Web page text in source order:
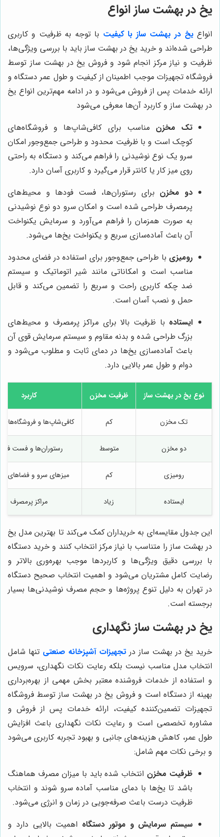
یخ در بهشت ساز انواع
انواعیخ در بهشت ساز با کیفیت با توجه به ظرفیت و کاربری
طراحی شده‌اند و خرید یخ در بهشت ساز باید با بررسی ویژگی‌ها،
ظرفیت و نیاز مرکز انجام شود و فروش یخ در بهشت ساز توسط
فروشگاه تجهیزات موجب اطمینان از کیفیت و طول عمر دستگاه و
ارائه خدمات پس از فروش می‌شود و در ادامه مهم‌ترین انواع یخ
در بهشت ساز و کاربرد آن‌ها معرفی می‌شود
تک مخزن مناسب برای کافی‌شاپ‌ها و فروشگاه‌های
کوچک است و با ظرفیت محدود و طراحی جمع‌وجور امکان
سرو یک نوع نوشیدنی را فراهم می‌کند و دستگاه به راحتی
روی میز کار یا کانتر قرار می‌گیرد و کاربری آسان دارد.
دو مخزن برای رستوران‌ها، فست فودها و محیط‌های
پرمصرف طراحی شده است و امکان سرو دو نوع نوشیدنی
به صورت همزمان را فراهم می‌آورد و سرمایش یکنواخت
آن باعث آماده‌سازی سریع و یکنواخت یخ‌ها می‌شود.
رومیزی با طراحی جمع‌وجور برای استفاده در فضای محدود
مناسب است و امکاناتی مانند شیر اتوماتیک و سیستم
ضد چکه کاربری راحت و سریع را تضمین می‌کند و قابل
حمل و نصب آسان است.
ایستاده با ظرفیت بالا برای مراکز پرمصرف و محیط‌های
بزرگ طراحی شده و بدنه مقاوم و سیستم سرمایش قوی آن
باعث آماده‌سازی یخ‌ها در دمای ثابت و مطلوب می‌شود و
دوام و طول عمر بالایی دارد.
نوع یخ در بهشت ساز ظرفیت مخزن کاربرد
تک مخزن کم کافی‌شاپ‌ها و
دو مخزن متوسط رستوران‌ها و فست
رومیزی کم میزهای سرو و فضاهای
ایستاده زیاد مراکز پرمصرف
این جدول مقایسه‌ای به خریداران کمک می‌کند تا بهترین مدل یخ
در بهشت ساز را متناسب با نیاز مرکز انتخاب کنند و خرید دستگاه
با بررسی دقیق ویژگی‌ها و کاربردها موجب بهره‌وری بالاتر و
رضایت کامل مشتریان می‌شود و اهمیت انتخاب صحیح دستگاه
در تهران به دلیل تنوع پروژه‌ها و حجم مصرف نوشیدنی‌ها بسیار
برجسته است.
یخ در بهشت ساز نگهداری
خرید یخ در بهشت ساز در تجهیزات آشپزخانه صنعتی تنها شامل
انتخاب مدل مناسب نیست بلکه رعایت نکات نگهداری، سرویس
و استفاده از خدمات فروشنده معتبر بخش مهمی از بهره‌برداری
بهینه از دستگاه است و فروش یخ در بهشت ساز توسط فروشگاه
تجهیزات تضمین‌کننده کیفیت، ارائه خدمات پس از فروش و
مشاوره تخصصی است و رعایت نکات نگهداری باعث افزایش
طول عمر، کاهش هزینه‌های جانبی و بهبود تجربه کاربری می‌شود
و برخی نکات مهم شامل:
ظرفیت مخزن انتخاب شده باید با میزان مصرف هماهنگ
باشد تا یخ‌ها با دمای مناسب آماده سرو شوند و انتخاب
ظرفیت درست باعث صرفه‌جویی در زمان و انرژی می‌شود.
سیستم سرمایش و موتور دستگاه اهمیت بالایی دارد و